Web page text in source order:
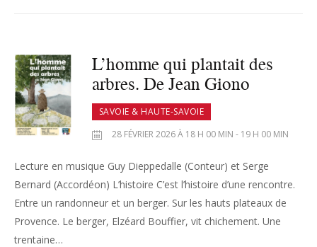
L’homme qui plantait des
arbres. De Jean Giono
SAVOIE & HAUTE-SAVOIE
28 FÉVRIER 2026 À 18 H 00 MIN - 19 H 00 MIN
Lecture en musique Guy Dieppedalle (Conteur) et Serge
Bernard (Accordéon) L’histoire C’est l’histoire d’une rencontre.
Entre un randonneur et un berger. Sur les hauts plateaux de
Provence. Le berger, Elzéard Bouffier, vit chichement. Une
trentaine…